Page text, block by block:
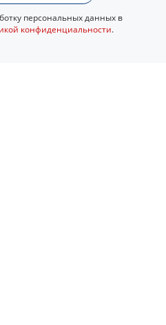
персональных данных в
конфиденциальности.